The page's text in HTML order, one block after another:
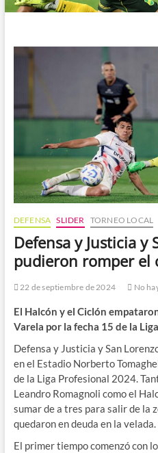
DEFENSA SLIDER TORNEO LOCAL
Defensa y Justicia y
pudieron romper el
22 de septiembre de 2024 No
El Halcón y el Ciclón
Varela por la fecha 15 de la
Defensa y Justicia y San
en el Estadio Norberto
de la Liga Profesional 2024.
Leandro Romagnoli como el
sumar de a tres para salir de la
quedaron en deuda en la velada.
El primer tiempo comenzó con